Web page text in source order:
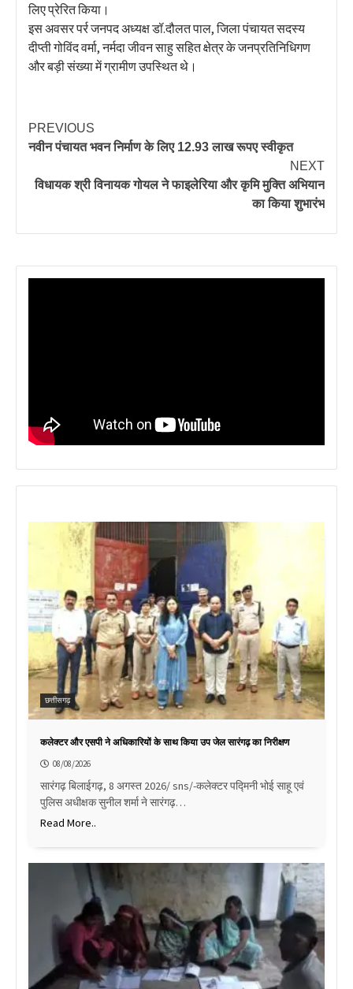
लिए प्रेरित किया।
इस अवसर पर्र जनपद अध्यक्ष डॉ.दौलत पाल, जिला पंचायत सदस्य
दीप्ती गोविंद वर्मा, नर्मदा जीवन साहु सहित क्षेत्र के जनप्रतिनिधिगण
और बड़ी संख्या में ग्रामीण उपस्थित थे।
PREVIOUS
नवीन पंचायत भवन निर्माण के लिए 12.93 लाख रूपए स्वीकृत
NEXT
विधायक श्री विनायक गोयल ने फाइलेरिया और कृमि मुक्ति अभियान
का किया शुभारंभ
छत्तीसगढ़
कलेक्टर और एसपी ने अधिकारियों के साथ किया उप जेल सारंगढ़ का निरीक्षण
08/08/2026
सारंगढ़ बिलाईगढ़, 8 अगस्त 2026/ sns/-कलेक्टर पद्मिनी भोई साहू एवं
पुलिस अधीक्षक सुनील शर्मा ने सारंगढ़…
Read More..